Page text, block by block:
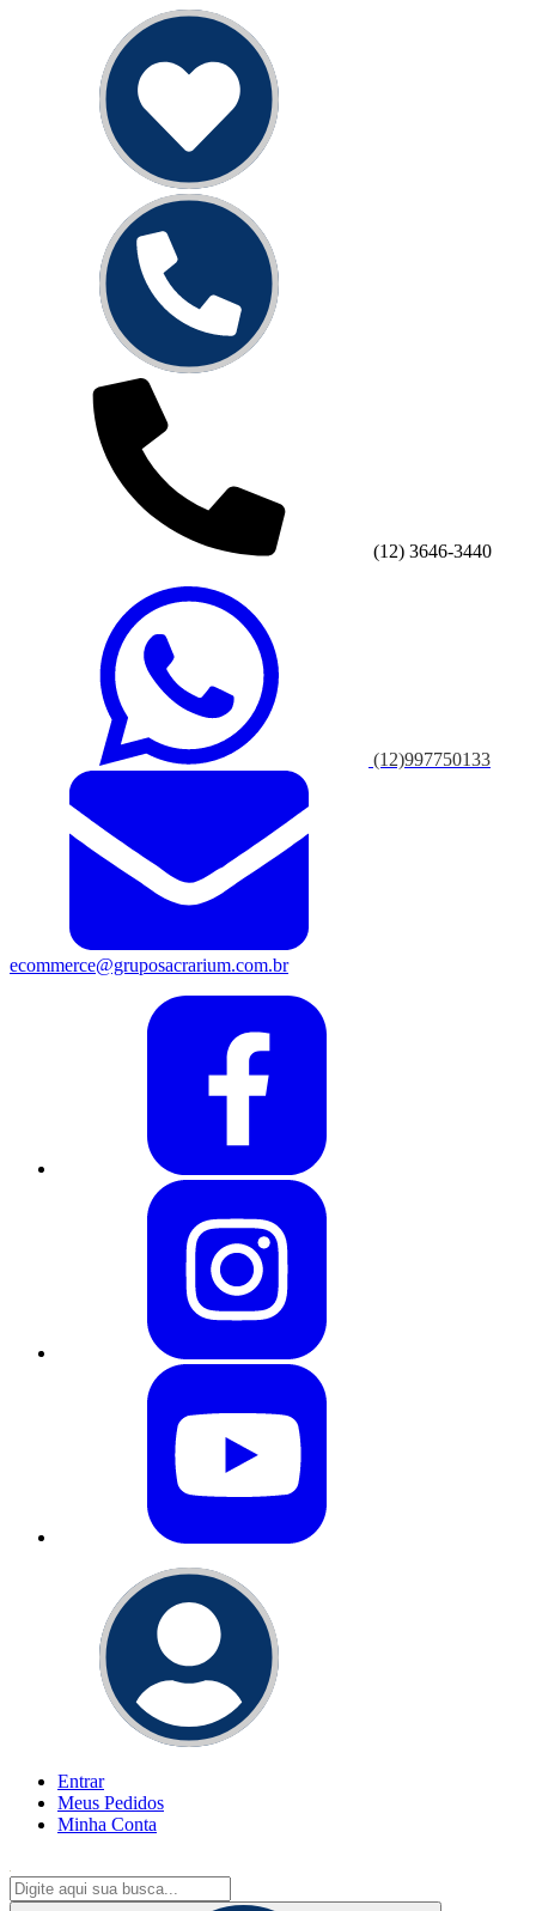
(12) 3646-3440
(12)997750133
ecommerce@gruposacrarium.com.br
Entrar
Meus Pedidos
Minha Conta